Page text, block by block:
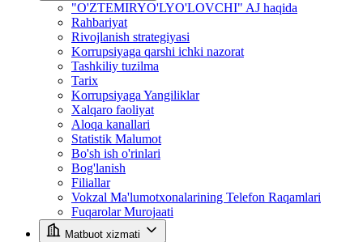
"O'ZTEMIRYO'LYO'LOVCHI" AJ haqida
Rahbariyat
Rivojlanish strategiyasi
Korrupsiyaga qarshi ichki nazorat
Tashkiliy tuzilma
Tarix
Korrupsiyaga Yangiliklar
Xalqaro faoliyat
Aloqa kanallari
Statistik Malumot
Bo'sh ish o'rinlari
Bog'lanish
Filiallar
Vokzal Ma'lumotxonalarining Telefon Raqamlari
Fuqarolar Murojaati
Matbuot xizmati